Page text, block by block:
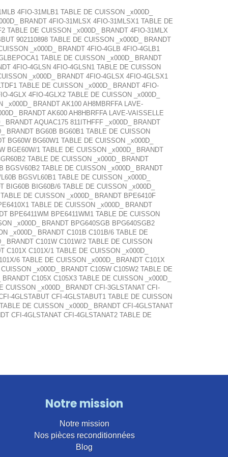
4FIO-31MLB1 TABLE DE CUISSON _x000D_
BRANDT 4FIO-31MLSX 4FIO-31MLSX1 TABLE DE
TABLE DE CUISSON _x000D_ BRANDT 4FIO-31MLX
902110898 TABLE DE CUISSON _x000D_ BRANDT
_x000D_ BRANDT 4FIO-4GLB 4FIO-4GLB1
TABLE DE CUISSON _x000D_ BRANDT
4FIO-4GLSN 4FIO-4GLSN1 TABLE DE CUISSON
_x000D_ BRANDT 4FIO-4GLSX 4FIO-4GLSX1
TABLE DE CUISSON _x000D_ BRANDT 4FIO-
4GLX 4FIO-4GLX2 TABLE DE CUISSON _x000D_
BRANDT AK100 AH8MBRFFA LAVE-
BRANDT AK600 AH8HBRFFA LAVE-VAISSELLE
BRANDT AQUAC175 811ITHFFF _x000D_ BRANDT
BRANDT BG60B BG60B1 TABLE DE CUISSON
BG60W BG60W1 TABLE DE CUISSON _x000D_
BGE60W/1 TABLE DE CUISSON _x000D_ BRANDT
TABLE DE CUISSON _x000D_ BRANDT
BGSV60B2 TABLE DE CUISSON _x000D_ BRANDT
BGSVL60B1 TABLE DE CUISSON _x000D_
BIG60B/6 TABLE DE CUISSON _x000D_
DE CUISSON _x000D_ BRANDT BPE6410F
TABLE DE CUISSON _x000D_ BRANDT
BPE6411WM BPE6411WM1 TABLE DE CUISSON
_x000D_ BRANDT BPG640SGB BPG640SGB2
_x000D_ BRANDT C101B C101B/6 TABLE DE
BRANDT C101W C101W/2 TABLE DE CUISSON
C101X C101X/1 TABLE DE CUISSON _x000D_
6 TABLE DE CUISSON _x000D_ BRANDT C101X
_x000D_ BRANDT C105W C105W2 TABLE DE
C105X C105X3 TABLE DE CUISSON _x000D_
CUISSON _x000D_ BRANDT CFI-3GLSTANAT CFI-
4GLSTABUT CFI-4GLSTABUT1 TABLE DE CUISSON
DE CUISSON _x000D_ BRANDT CFI-4GLSTANAT
CFI-4GLSTANAT CFI-4GLSTANAT2 TABLE DE
Notre mission
Notre mission
Nos pièces reconditionnées
Blog